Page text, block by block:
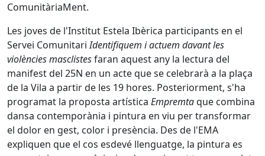
ComunitàriaMent.
Les joves de l'Institut Estela Ibèrica participants en el
Servei ComunitariIdentifiquem i actuem davant les
violències masclistesfaran aquest any la lectura del
manifest del 25N en un acte que se celebrarà a la plaça
de la Vila a partir de les 19 hores. Posteriorment, s'ha
programat la proposta artística Empremtaque combina
dansa contemporània i pintura en viu per transformar
el dolor en gest, color i presència. Des de l'EMA
expliquen que el cos esdevé llenguatge, la pintura es